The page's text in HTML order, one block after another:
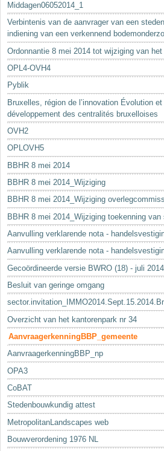
Middagen06052014_1
Verbintenis van de aanvrager van een
indiening van een verkennend
Ordonnantie 8 mei 2014 tot wijziging van
OPL4-OVH4
Pyblik
Bruxelles, région de l’innovation Évolution
développement des centralités bruxelloises
OVH2
OPLOVH5
BBHR 8 mei 2014
BBHR 8 mei 2014_Wijziging
BBHR 8 mei 2014_Wijziging
BBHR 8 mei 2014_Wijziging toekenning van
Aanvulling verklarende nota -
Aanvulling verklarende nota -
Gecoördineerde versie BWRO (18) - juli 2014
Besluit van geringe omgang
Overzicht van het kantorenpark nr 34
AanvraagerkenningBBP_gemeente
AanvraagerkenningBBP_np
OPA3
CoBAT
Stedenbouwkundig attest
MetropolitanLandscapes web
Bouwverordening 1976 NL